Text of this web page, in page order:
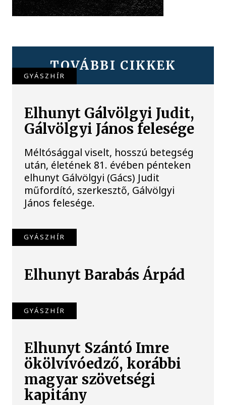
TOVÁBBI CIKKEK
GYÁSZHÍR
Elhunyt Gálvölgyi Judit,
Gálvölgyi János felesége
Méltósággal viselt, hosszú betegség
után, életének 81. évében pénteken
elhunyt Gálvölgyi (Gács) Judit
műfordító, szerkesztő, Gálvölgyi
János felesége.
GYÁSZHÍR
Elhunyt Barabás Árpád
GYÁSZHÍR
Elhunyt Szántó Imre
ökölvívóedző, korábbi
magyar szövetségi
kapitány